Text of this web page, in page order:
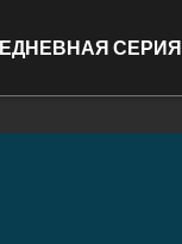
СЕРИЯ